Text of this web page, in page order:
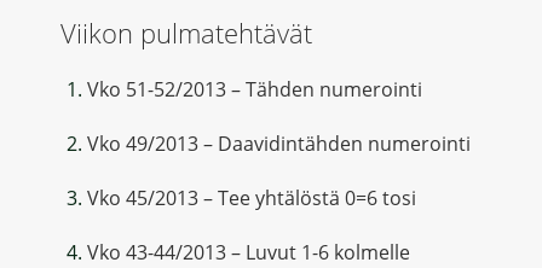
Viikon pulmatehtävät
Vko 51-52/2013 – Tähden numerointi
Vko 49/2013 – Daavidintähden numerointi
Vko 45/2013 – Tee yhtälöstä 0=6 tosi
Vko 43-44/2013 – Luvut 1-6 kolmelle